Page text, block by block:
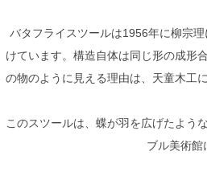
バタフライスツールは1956年に柳宗
けています。構造自体は同じ形の成形
の物のように見える理由は、天童木工
このスツールは、蝶が羽を広げたよう
ブル美術館